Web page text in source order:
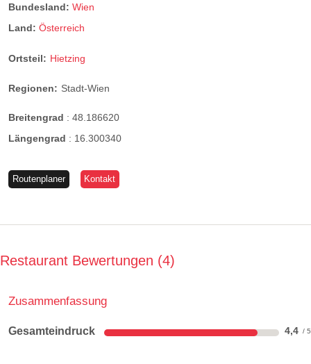
Bundesland: Wien
Land: Österreich
Ortsteil: Hietzing
Regionen: Stadt-Wien
Breitengrad : 48.186620
Längengrad : 16.300340
Routenplaner Kontakt
Restaurant Bewertungen 4
Zusammenfassung
Gesamteindruck 4,4